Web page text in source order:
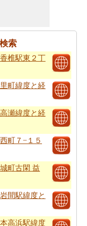
索
椎駅東２丁
町緯度と経
瀬緯度と経
町７−１５
町古閑 益
間駅緯度と
高浜駅緯度